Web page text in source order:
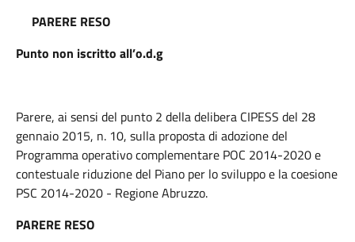
PARERE RESO
Punto non iscritto all’o.d.g
Parere, ai sensi del punto 2 della delibera CIPESS del 28
gennaio 2015, n. 10, sulla proposta di adozione del
Programma operativo complementare POC 2014-2020 e
contestuale riduzione del Piano per lo sviluppo e la coesione
PSC 2014-2020 - Regione Abruzzo.
PARERE RESO